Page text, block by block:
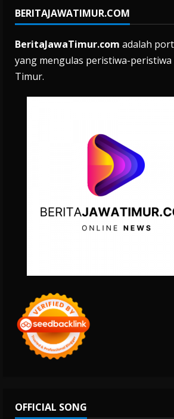
BERITAJAWATIMUR.COM
BeritaJawaTimur.com adalah
yang mengulas peristiwa-peristiwa
Timur.
OFFICIAL SONG